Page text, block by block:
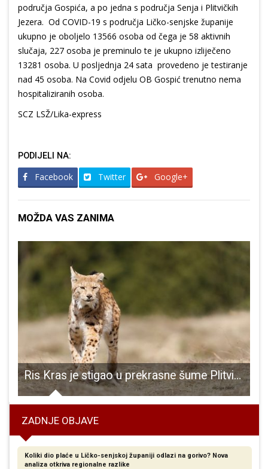
područja Gospića, a po jedna s područja Senja i Plitvičkih
Jezera. Od COVID-19 s područja Ličko-senjske županije
ukupno je oboljelo 13566 osoba od čega je 58 aktivnih
slučaja, 227 osoba je preminulo te je ukupno izliječeno
13281 osoba. U posljednja 24 sata provedeno je testiranje
nad 45 osoba. Na Covid odjelu OB Gospić trenutno nema
hospitaliziranih osoba.
SCZ LSŽ/Lika-express
PODIJELI NA:
Facebook Twitter Google+
MOŽDA VAS ZANIMA
Ris Kras je stigao u prekrasne šume Plitvičkih jezera
ZADNJE OBJAVE
Koliki dio plaće u Ličko-senjskoj županiji odlazi na gorivo? Nova
analiza otkriva regionalne razlike​